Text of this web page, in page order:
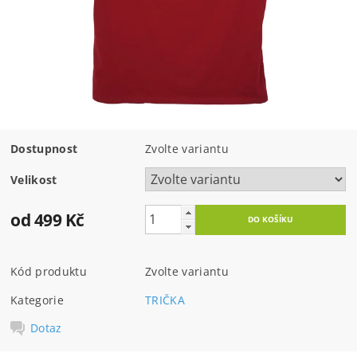
Dostupnost Zvolte variantu
Velikost
od 499 Kč
Kód produktu
Zvolte variantu
Kategorie
TRIČKA
Dotaz